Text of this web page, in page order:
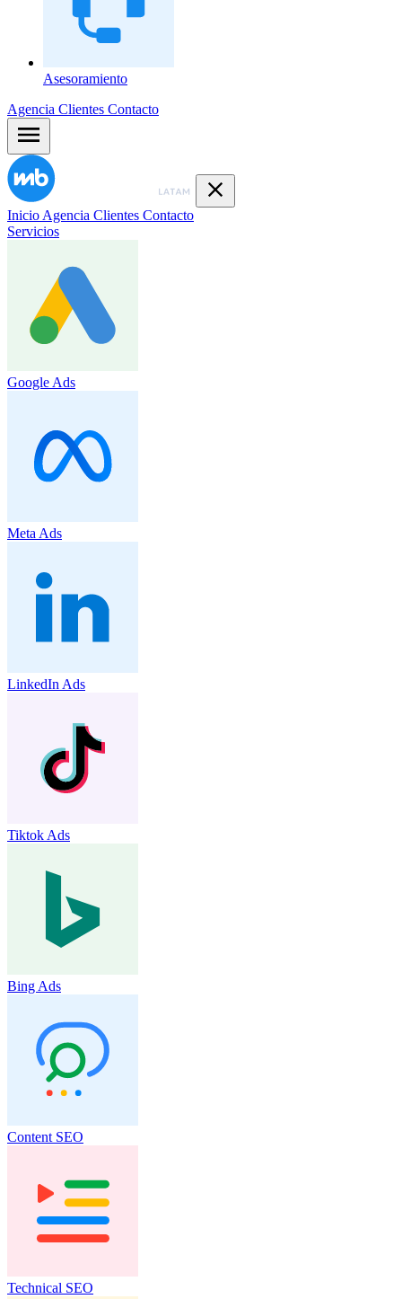
Asesoramiento
Agencia Clientes Contacto
Inicio Agencia Clientes Contacto
Servicios
Google Ads
Meta Ads
LinkedIn Ads
Tiktok Ads
Bing Ads
Content SEO
Technical SEO